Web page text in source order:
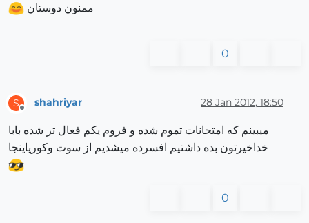
ممنون دوستان
0
S
Offline
shahriyar 28 Jan 2012, 18:50
میبینم که امتحانات تموم شده و فروم یکم فعال تر شده بابا
خداخیرتون بده داشتیم افسرده میشدیم از سوت وکوریاینجا
0